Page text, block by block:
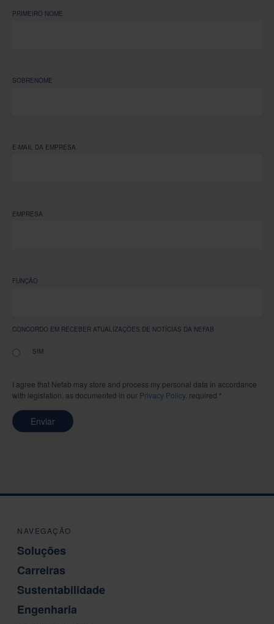
PRIMEIRO NOME
SOBRENOME
E-MAIL DA EMPRESA
EMPRESA
FUNÇÃO
CONCORDO EM RECEBER ATUALIZAÇÕES DE NOTÍCIAS DA NEFAB
SIM
I agree that Nefab may store and process my personal data in accordance
with legislation, as documented in our Privacy Policy. required *
Enviar
NAVEGAÇÃO
Soluções
Carreiras
Sustentabilidade
Engenharia